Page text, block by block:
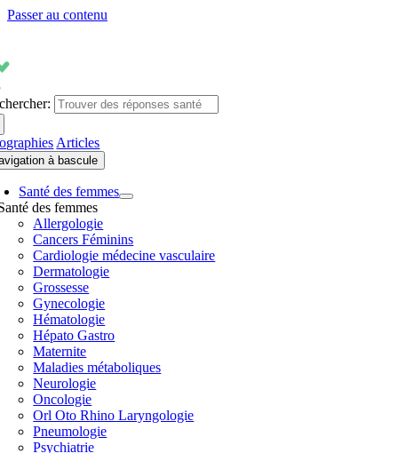
Passer au contenu
Articles
à bascule
Santé des femmes
des femmes
Allergologie
Cancers Féminins
Cardiologie médecine vasculaire
Dermatologie
Grossesse
Gynecologie
Hématologie
Hépato Gastro
Maternite
Maladies métaboliques
Neurologie
Oncologie
Orl Oto Rhino Laryngologie
Pneumologie
Psychiatrie